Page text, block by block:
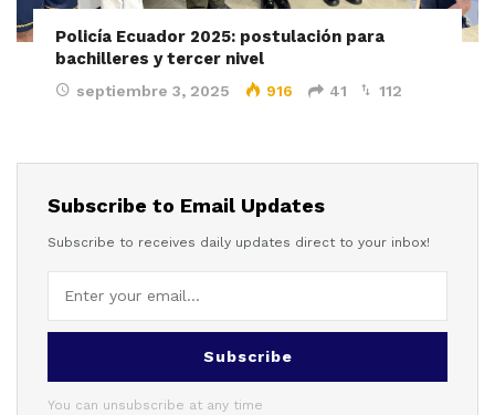
Policía Ecuador 2025: postulación para
bachilleres y tercer nivel
septiembre 3, 2025 916 41 112
Subscribe to Email Updates
Subscribe to receives daily updates direct to your inbox!
Subscribe
You can unsubscribe at any time